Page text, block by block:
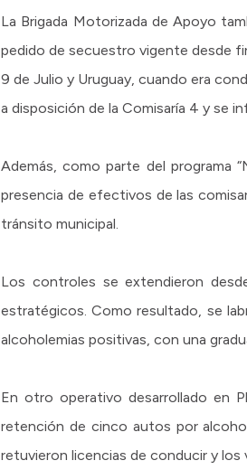
La Brigada Motorizada de Apoyo
pedido de secuestro vigente desde
9 de Julio y Uruguay, cuando era
a disposición de la Comisaría 4 y se
Además, como parte del programa
presencia de efectivos de las
tránsito municipal.
Los controles se extendieron
estratégicos. Como resultado, se
alcoholemias positivas, con una
En otro operativo desarrollado en
retención de cinco autos por
retuvieron licencias de conducir y